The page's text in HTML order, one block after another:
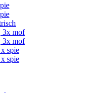
3x mof
3x mof
spie
spie